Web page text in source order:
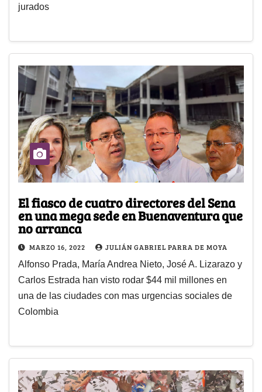
jurados
El fiasco de cuatro directores del Sena
en una mega sede en Buenaventura que
no arranca
MARZO 16, 2022 JULIÁN GABRIEL PARRA DE MOYA
Alfonso Prada, María Andrea Nieto, José A. Lizarazo y
Carlos Estrada han visto rodar $44 mil millones en
una de las ciudades con mas urgencias sociales de
Colombia